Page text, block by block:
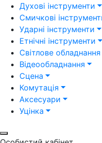
Духові інструменти
Смичкові
Ударні інструменти
Етнічні інструменти
Світлове обладнання
Відеообладнання
Сцена
Комутація
Аксесуари
Уцінка